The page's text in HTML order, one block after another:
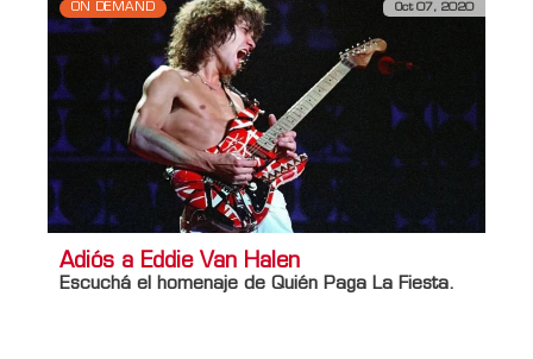
ON DEMAND Oct 07, 2020
Adiós a Eddie Van Halen
Escuchá el homenaje de Quién Paga La Fiesta.